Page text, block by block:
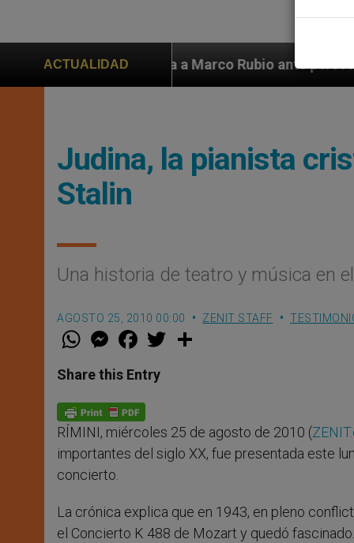
ACTUALIDAD
a Marco Rubio ante persecución de colonos
Judina, la pianista
Stalin
Una historia de teatro y música en
AGOSTO 25, 2010 00:00 ZENIT STAFF
W
t
s
p
p
M
e
s
e
g
e
r
F
a
e
b
o
k
w
Share this Entry
RÍMINI, miércoles 25 de agosto de 2010 (
importantes del siglo XX, fue presentada este
concierto.
La crónica explica que en 1943, en pleno
el Concierto K 488 de Mozart y quedó fascinado.